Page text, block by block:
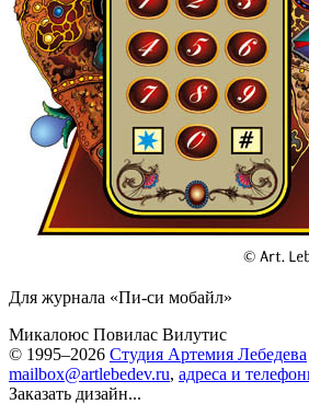
Для журнала «Пи-си мобайл»
Микалоюс Повилас Вилутис
© 1995–2026 Студия Артемия Лебедева
mailbox@artlebedev.ru, адреса и
Заказать дизайн...